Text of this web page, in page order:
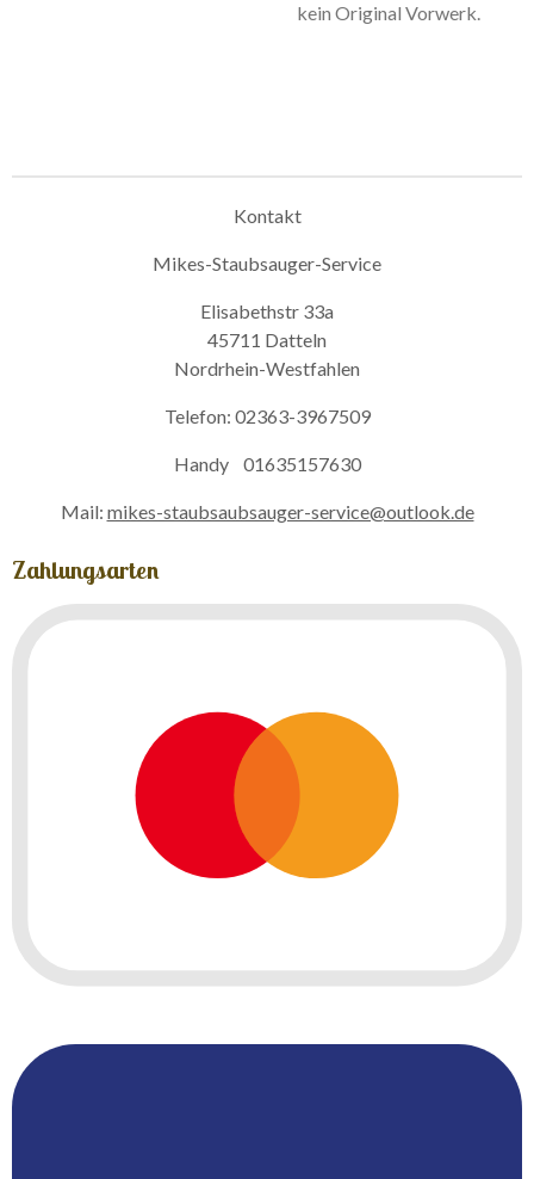
kein Original Vorwerk.
Kontakt
Mikes-Staubsauger-Service
Elisabethstr 33a
45711 Datteln
Nordrhein-Westfahlen
Telefon: 02363-3967509
Handy 01635157630
Mail: mikes-staubsaubsauger-service@outlook.de
Zahlungsarten